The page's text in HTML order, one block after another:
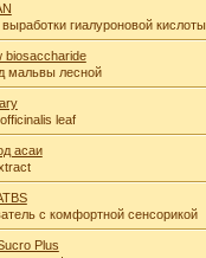
гиалуроновой
biosaccharide
мальвы лесной
leaf
асаи
с комфортной сенсорикой
Plus